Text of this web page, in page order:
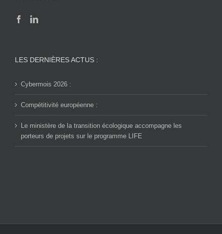
LES DERNIÈRES ACTUS :
Cybermois 2026 :
Compétitivité européenne :
Le ministère de la transition écologique accompagne les
porteurs de projets sur le programme LIFE